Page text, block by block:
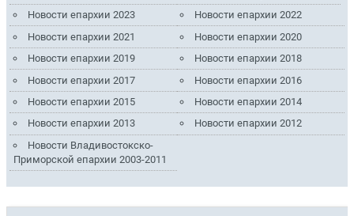
Новости епархии 2023
Новости епархии 2022
Новости епархии 2021
Новости епархии 2020
Новости епархии 2019
Новости епархии 2018
Новости епархии 2017
Новости епархии 2016
Новости епархии 2015
Новости епархии 2014
Новости епархии 2013
Новости епархии 2012
Новости Владивостокско-
Приморской епархии 2003-2011